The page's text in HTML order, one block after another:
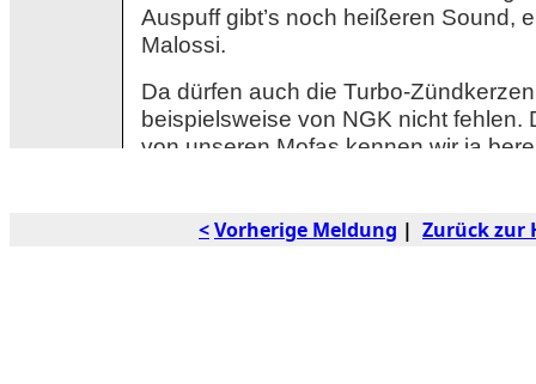
<Vorherige Meldung | Zurück zur